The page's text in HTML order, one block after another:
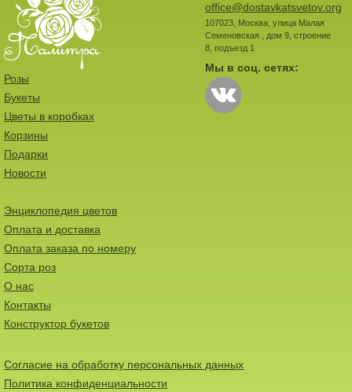
office@dostavkatsvetov.org
107023, Москва, улица Малая
Семеновская , дом 9, строение
8, подъезд 1
Мы в соц. сетях:
Розы
Букеты
Цветы в коробках
Корзины
Подарки
Новости
Энциклопедия цветов
Оплата и доставка
Оплата заказа по номеру
Сорта роз
О нас
Контакты
Конструктор букетов
Согласие на обработку персональных данных
Политика конфиденциальности